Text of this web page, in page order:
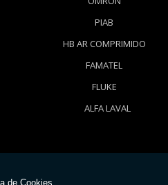
PIAB
HB AR COMPRIMIDO
FAMATEL
FLUKE
ALFA LAVAL